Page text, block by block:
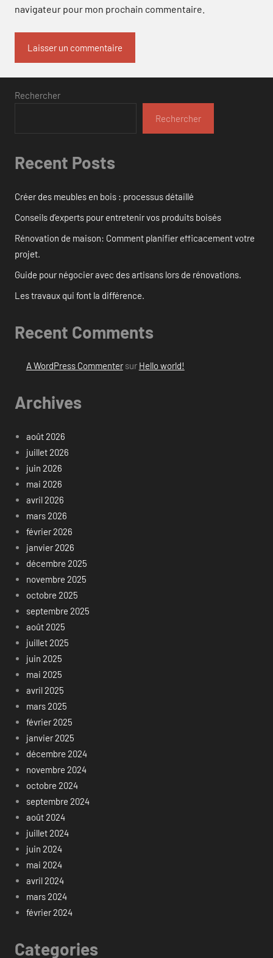
navigateur pour mon prochain commentaire.
Rechercher
Rechercher
Recent Posts
Créer des meubles en bois : processus détaillé
Conseils d’experts pour entretenir vos produits boisés
Rénovation de maison: Comment planifier efficacement votre
projet.
Guide pour négocier avec des artisans lors de rénovations.
Les travaux qui font la différence.
Recent Comments
A WordPress Commentersur Hello world!
Archives
août 2026
juillet 2026
juin 2026
mai 2026
avril 2026
mars 2026
février 2026
janvier 2026
décembre 2025
novembre 2025
octobre 2025
septembre 2025
août 2025
juillet 2025
juin 2025
mai 2025
avril 2025
mars 2025
février 2025
janvier 2025
décembre 2024
novembre 2024
octobre 2024
septembre 2024
août 2024
juillet 2024
juin 2024
mai 2024
avril 2024
mars 2024
février 2024
Categories